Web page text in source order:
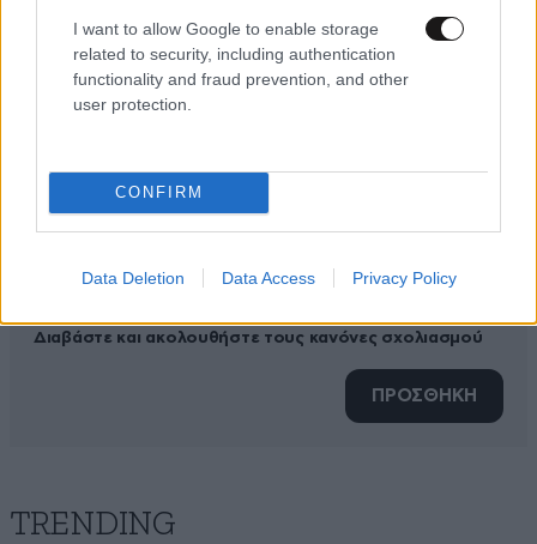
I want to allow Google to enable storage
related to security, including authentication
functionality and fraud prevention, and other
user protection.
CONFIRM
Data Deletion Data Access Privacy Policy
Διαβάστε και ακολουθήστε τους κανόνες σχολιασμού
ΠΡΟΣΘΗΚΗ
TRENDING